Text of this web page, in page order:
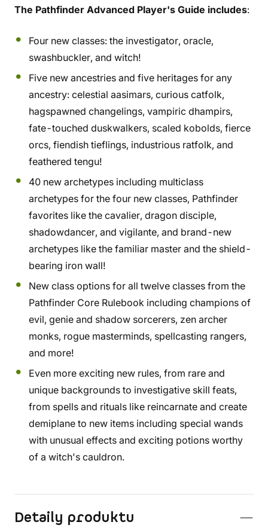
The Pathfinder Advanced Player's Guide includes:
Four new classes: the investigator, oracle,
swashbuckler, and witch!
Five new ancestries and five heritages for any
ancestry: celestial aasimars, curious catfolk,
hagspawned changelings, vampiric dhampirs,
fate-touched duskwalkers, scaled kobolds, fierce
orcs, fiendish tieflings, industrious ratfolk, and
feathered tengu!
40 new archetypes including multiclass
archetypes for the four new classes, Pathfinder
favorites like the cavalier, dragon disciple,
shadowdancer, and vigilante, and brand-new
archetypes like the familiar master and the shield-
bearing iron wall!
New class options for all twelve classes from the
Pathfinder Core Rulebook including champions of
evil, genie and shadow sorcerers, zen archer
monks, rogue masterminds, spellcasting rangers,
and more!
Even more exciting new rules, from rare and
unique backgrounds to investigative skill feats,
from spells and rituals like reincarnate and create
demiplane to new items including special wands
with unusual effects and exciting potions worthy
of a witch's cauldron.
Detaily produktu